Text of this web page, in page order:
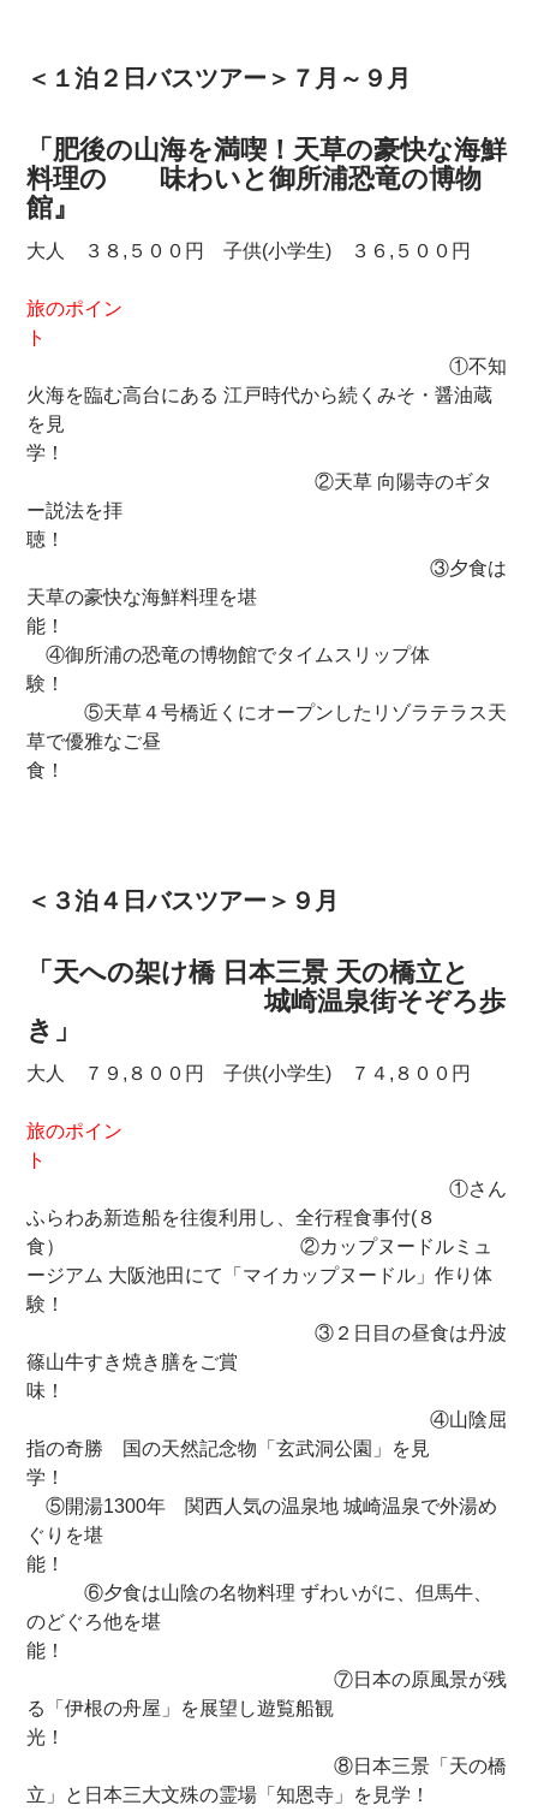
＜１泊２日バスツアー＞７月～９月
「肥後の山海を満喫！天草の豪快な海鮮
料理の 味わいと御所浦恐竜の博物
館』
大人 ３８,５００円 子供(小学生) ３６,５００円
旅のポイン
ト
①不知
火海を臨む高台にある 江戸時代から続くみそ・醤油蔵
を見
学！
②天草 向陽寺のギタ
ー説法を拝
聴！
③夕食は
天草の豪快な海鮮料理を堪
能！
④御所浦の恐竜の博物館でタイムスリップ体
験！
⑤天草４号橋近くにオープンしたリゾラテラス天
草で優雅なご昼
食！
＜３泊４日バスツアー＞９月
「天への架け橋 日本三景 天の橋立と
城崎温泉街そぞろ歩
き」
大人 ７９,８００円 子供(小学生) ７４,８００円
旅のポイン
ト
①さん
ふらわあ新造船を往復利用し、全行程食事付(８
食） ②カップヌードルミュ
ージアム 大阪池田にて「マイカップヌードル」作り体
験！
③２日目の昼食は丹波
篠山牛すき焼き膳をご賞
味！
④山陰屈
指の奇勝 国の天然記念物「玄武洞公園」を見
学！
⑤開湯1300年 関西人気の温泉地 城崎温泉で外湯め
ぐりを堪
能！
⑥夕食は山陰の名物料理 ずわいがに、但馬牛、
のどぐろ他を堪
能！
⑦日本の原風景が残
る「伊根の舟屋」を展望し遊覧船観
光！
⑧日本三景「天の橋
立」と日本三大文殊の霊場「知恩寺」を見学！